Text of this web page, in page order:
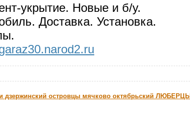
укрытие. Новые и б/у.
Доставка. Установка.
дзержинский островцы мячково октябрьский ЛЮБЕРЦЫ